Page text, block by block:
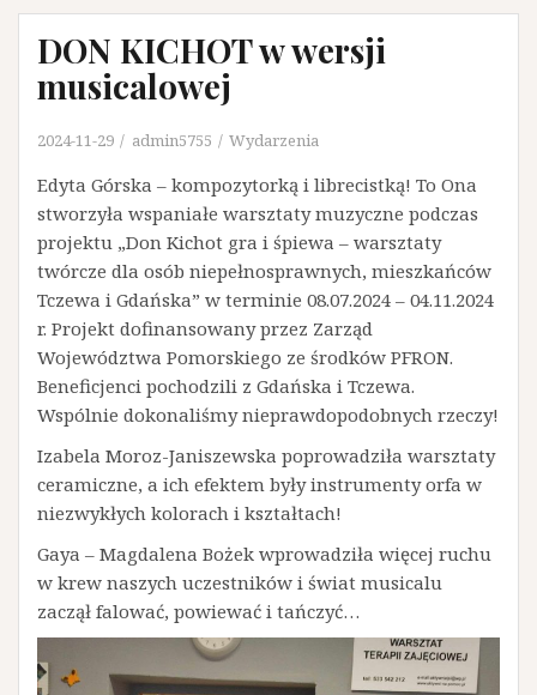
DON KICHOT w wersji
musicalowej
2024-11-29 admin5755 Wydarzenia
Edyta Górska – kompozytorką i librecistką! To Ona
stworzyła wspaniałe warsztaty muzyczne podczas
projektu „Don Kichot gra i śpiewa – warsztaty
twórcze dla osób niepełnosprawnych, mieszkańców
Tczewa i Gdańska” w terminie 08.07.2024 – 04.11.2024
r. Projekt dofinansowany przez Zarząd
Województwa Pomorskiego ze środków PFRON.
Beneficjenci pochodzili z Gdańska i Tczewa.
Wspólnie dokonaliśmy nieprawdopodobnych rzeczy!
Izabela Moroz-Janiszewska poprowadziła warsztaty
ceramiczne, a ich efektem były instrumenty orfa w
niezwykłych kolorach i kształtach!
Gaya – Magdalena Bożek wprowadziła więcej ruchu
w krew naszych uczestników i świat musicalu
zaczął falować, powiewać i tańczyć…